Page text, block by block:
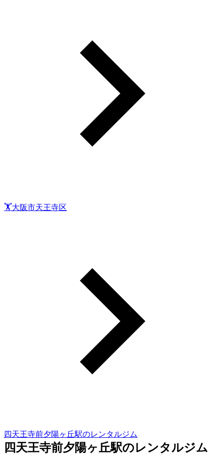
🏋️大阪市天王寺区
四天王寺前夕陽ヶ丘駅のレンタルジム
四天王寺前夕陽ヶ丘駅のレンタルジム